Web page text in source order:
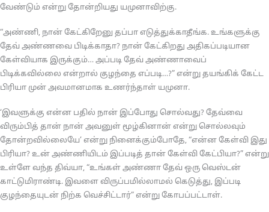
வேண்டும் என்று தோன்றியது யமுனாவிற்கு.
“அண்ணி, நான் கேட்கிறேனு தப்பா எடுத்துக்காதீங்க. உங்களுக்கு
தேவ் அண்ணவை பிடிக்காதா? நான் கேட்கிறது அதிகப்படியான
கேள்வியாக இருக்கும்… அப்படி தேவ் அண்ணாவைப்
பிடிக்கவில்லை என்றால் குழந்தை எப்படி…?” என்று தயங்கிக் கேட்ட
பிரியா முன் அவமானமாக உணர்ந்தாள் யமுனா.
‘இவளுக்கு என்ன பதில் நான் இப்போது சொல்வது? தேவ்வை
விரும்பித் தான் நான் அவனுள் மூழ்கினான் என்று சொல்லவும்
தோன்றவில்லையே’ என்று நினைக்கும்போதே, “என்ன கேள்வி இது
பிரியா? உன் அண்ணியிடம் இப்படித் தான் கேள்வி கேட்பியா?” என்று
உள்ளே வந்த திவ்யா, “உங்கள் அண்ணா தேவ் ஒரு வெஸ்டன்
காட்டுமிராண்டி. இவளை விருப்பமில்லாமல் கெடுத்து, இப்படி
குழந்தையுடன் நிற்க வெச்சிட்டார்” என்று கோபப்பட்டாள்.